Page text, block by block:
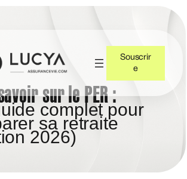
Souscrir
e
sur le PER :
complet pour
sa retraite
2026)